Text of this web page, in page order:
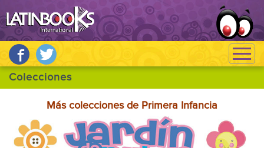
Más colecciones de Primera Infancia